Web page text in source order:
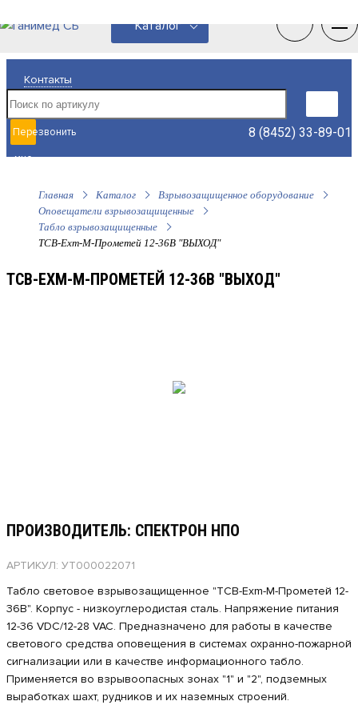
Контакты
Перезвонить
мне
8 (8452) 33-89-01
Каталог
Главная Каталог
Взрывозащищенное оборудование
Оповещатели взрывозащищенные
Табло взрывозащищенные
ТСВ-Exm-М-Прометей 12-36В "ВЫХОД"
ТСВ-EXM-М-ПРОМЕТЕЙ 12-36В "ВЫХОД"
ПРОИЗВОДИТЕЛЬ: СПЕКТРОН НПО
АРТИКУЛ: УТ000022071
Табло световое взрывозащищенное "ТСВ-Exm-М-Прометей 12-
36В". Корпус - низкоуглеродистая сталь. Напряжение питания
12-36 VDC/12-28 VAC. Предназначено для работы в качестве
светового средства оповещения в системах охранно-пожарной
сигнализации или в качестве информационного табло.
Применяется во взрывоопасных зонах "1" и "2", подземных
выработках шахт, рудников и их наземных строений.